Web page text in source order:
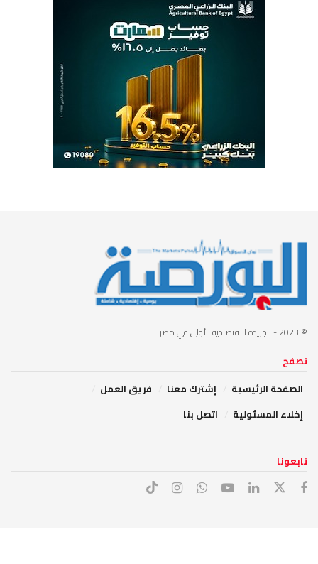
© 2023 - الجريدة الاقتصادية الأولى في مصر
تصفح
الصفحة الرئيسية
إشترك معنا
فريق العمل
إخلاء المسئولية
اتصل بنا
تابعونا